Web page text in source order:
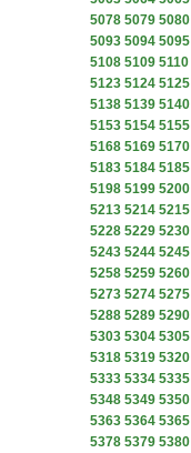
5078 5079 5080
5093 5094 5095
5108 5109 5110
5123 5124 5125
5138 5139 5140
5153 5154 5155
5168 5169 5170
5183 5184 5185
5198 5199 5200
5213 5214 5215
5228 5229 5230
5243 5244 5245
5258 5259 5260
5273 5274 5275
5288 5289 5290
5303 5304 5305
5318 5319 5320
5333 5334 5335
5348 5349 5350
5363 5364 5365
5378 5379 5380